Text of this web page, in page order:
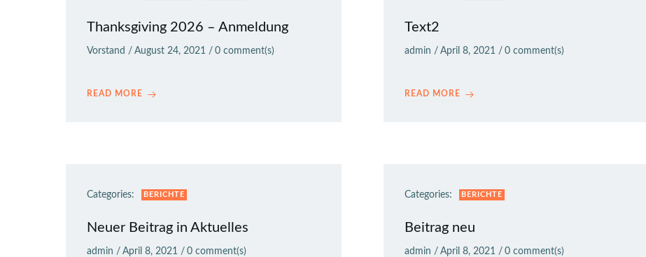
Thanksgiving 2026 – Anmeldung
Vorstand / August 24, 2021 / 0 comment(s)
READ MORE
Text2
admin / April 8, 2021 / 0 comment(s)
READ MORE
Categories: BERICHTE
Neuer Beitrag in Aktuelles
admin / April 8, 2021 / 0 comment(s)
Categories: BERICHTE
Beitrag neu
admin / April 8, 2021 / 0 comment(s)